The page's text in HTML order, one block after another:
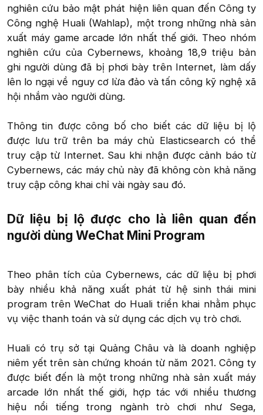
nghiên cứu bảo mật phát hiện liên quan đến Công ty
Công nghệ Huali (Wahlap), một trong những nhà sản
xuất máy game arcade lớn nhất thế giới. Theo nhóm
nghiên cứu của Cybernews, khoảng 18,9 triệu bản
ghi người dùng đã bị phơi bày trên Internet, làm dấy
lên lo ngại về nguy cơ lừa đảo và tấn công kỹ nghệ xã
hội nhắm vào người dùng.
Thông tin được công bố cho biết các dữ liệu bị lộ
được lưu trữ trên ba máy chủ Elasticsearch có thể
truy cập từ Internet. Sau khi nhận được cảnh báo từ
Cybernews, các máy chủ này đã không còn khả năng
truy cập công khai chỉ vài ngày sau đó.​
Dữ liệu bị lộ được cho là liên quan đến
người dùng WeChat Mini Program​
Theo phân tích của Cybernews, các dữ liệu bị phơi
bày nhiều khả năng xuất phát từ hệ sinh thái mini
program trên WeChat do Huali triển khai nhằm phục
vụ việc thanh toán và sử dụng các dịch vụ trò chơi.
Huali có trụ sở tại Quảng Châu và là doanh nghiệp
niêm yết trên sàn chứng khoán từ năm 2021. Công ty
được biết đến là một trong những nhà sản xuất máy
arcade lớn nhất thế giới, hợp tác với nhiều thương
hiệu nổi tiếng trong ngành trò chơi như Sega,